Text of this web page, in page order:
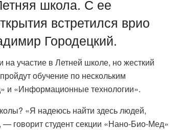
школа. С ее
встретился врио
Городецкий.
участие в Летней школе, но жесткий
обучение по нескольким
и «Информационные технологии».
«Я надеюсь найти здесь людей,
— говорит студент секции «Нано-Био-Мед»